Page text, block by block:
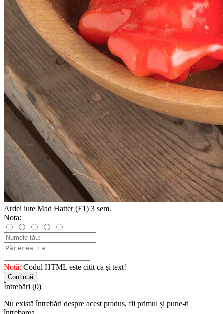
Ardei iute Mad Hatter (F1) 3 sem.
Nota:
Notă: Codul HTML este citit ca şi text!
Continuă
Întrebări (0)
Nu există întrebări despre acest produs, fii primul și pune-ți
întrebarea.